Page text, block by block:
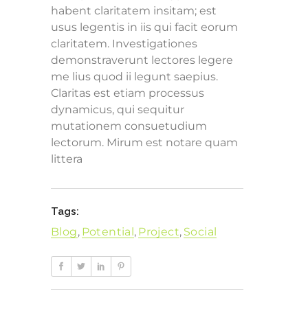
habent claritatem insitam; est
usus legentis in iis qui facit eorum
claritatem. Investigationes
demonstraverunt lectores legere
me lius quod ii legunt saepius.
Claritas est etiam processus
dynamicus, qui sequitur
mutationem consuetudium
lectorum. Mirum est notare quam
littera
Tags:
Blog, Potential , Project, Social